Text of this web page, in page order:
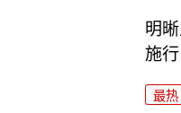
明
施行
最热